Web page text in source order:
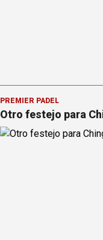
PREMIER PÁDEL
Otro festejo para